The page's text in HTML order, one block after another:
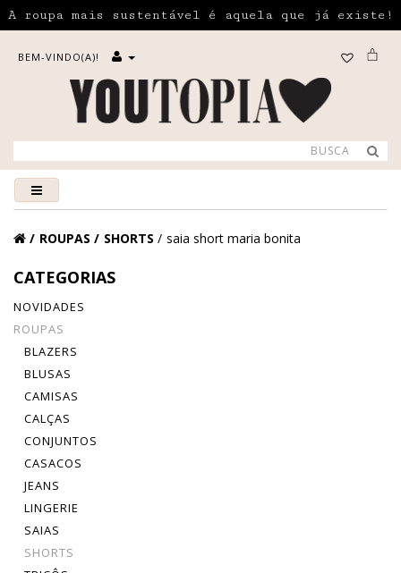
A roupa mais sustentável é aquela que já existe!
BEM-VINDO(A)!
ROUPAS SHORTS saia short maria bonita
CATEGORIAS
NOVIDADES
ROUPAS
BLAZERS
BLUSAS
CAMISAS
CALÇAS
CONJUNTOS
CASACOS
JEANS
LINGERIE
SAIAS
SHORTS